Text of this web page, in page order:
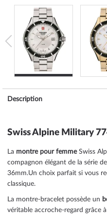
Description
Swiss Alpine Military
La montre pour femmeSwiss
compagnon élégant de la série
36mm.Un choix parfait si vous
classique.
La montre-bracelet possède un
véritable accroche-regard grâce